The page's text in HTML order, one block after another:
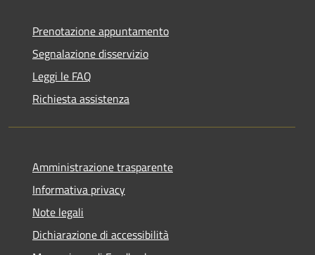
Prenotazione appuntamento
Segnalazione disservizio
Leggi le FAQ
Richiesta assistenza
Amministrazione trasparente
Informativa privacy
Note legali
Dichiarazione di accessibilità